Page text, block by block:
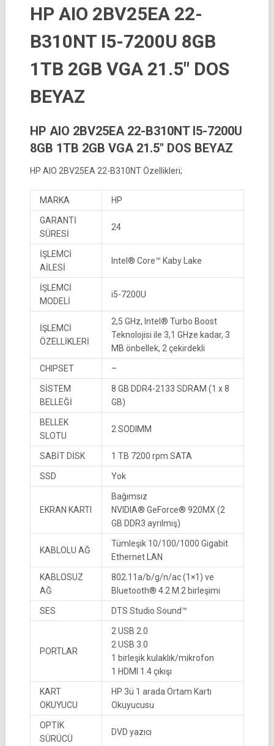
HP AIO 2BV25EA 22-
B310NT I5-7200U 8GB
1TB 2GB VGA 21.5″ DOS
BEYAZ
HP AIO 2BV25EA 22-B310NT I5-7200U
8GB 1TB 2GB VGA 21.5″ DOS BEYAZ
HP AIO 2BV25EA 22-B310NT Özellikleri;
MARKA HP
GARANTİ
SÜRESİ
24
İŞLEMCİ
AİLESİ
Intel® Core™ Kaby Lake
İŞLEMCİ
MODELİ
i5-7200U
İŞLEMCİ
ÖZELLİKLERİ
2,5 GHz, Intel® Turbo Boost
Teknolojisi ile 3,1 GHze kadar, 3
MB önbellek, 2 çekirdekli
CHIPSET –
SİSTEM
BELLEĞİ
8 GB DDR4-2133 SDRAM (1 x 8
GB)
BELLEK
SLOTU
2 SODIMM
SABİT DİSK 1 TB 7200 rpm SATA
SSD Yok
EKRAN KARTI
Bağımsız
NVIDIA® GeForce® 920MX (2
GB DDR3 ayrılmış)
KABLOLU AĞ
Tümleşik 10/100/1000 Gigabit
Ethernet LAN
KABLOSUZ
AĞ
802.11a/b/g/n/ac (1×1) ve
Bluetooth® 4.2 M.2 birleşimi
SES DTS Studio Sound™
PORTLAR
2 USB 2.0
2 USB 3.0
1 birleşik kulaklık/mikrofon
1 HDMI 1.4 çıkışı
KART
OKUYUCU
HP 3ü 1 arada Ortam Kartı
Okuyucusu
OPTİK
SÜRÜCÜ
DVD yazıcı